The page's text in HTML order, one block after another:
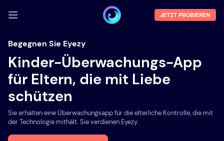
ANMELDEN
Demo
Funktionen
Über uns
Blog
JETZT PROBIEREN
Begegnen Sie Eyezy
Kinder-Überwachungs-App
für Eltern, die mit Liebe
schützen
Sie erhalten eine Überwachungsapp für die elterliche Kontrolle, die mit
der Technologie mithält. Sie verdienen Eyezy.